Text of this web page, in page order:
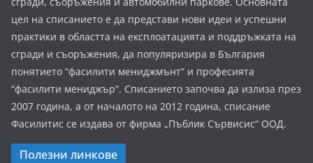
цел на списанието е да представи нови идеи и успешни
практики в областта на експлоатацията и поддръжката на
сгради и съоръжения, да популяризира в България
понятието “фасилити мениджмънт” и професията
“фасилити мениджър”. Списанието започва да излиза през
2007 година, а от началото на 2012 година, списание
Фасилитис се издава от фирма „Пъблик Сървисис“ ООД.
Полезни линкове